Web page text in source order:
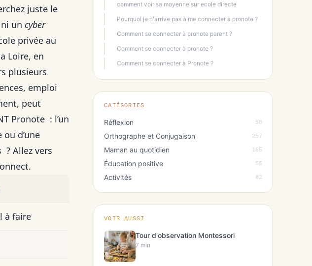
juste le
un cyber
privée au
Loire, en
plusieurs
emploi
peut
Pronote : l’un
d’une
? Allez vers
à faire
comment voir sa moyenne sur ecole directe
Pourquoi je n'arrive pas à me connecter à pronote ?
Comment se connecter à pronote parent ?
Comment se connecter à pronote ?
Comment se connecter à Pronote ?
CATÉGORIES
Réflexion 50
Orthographe et Conjugaison 257
Maman au quotidien 185
Éducation positive 55
Activités 82
VOIR AUSSI
Tour d'observation Montessori
7 min